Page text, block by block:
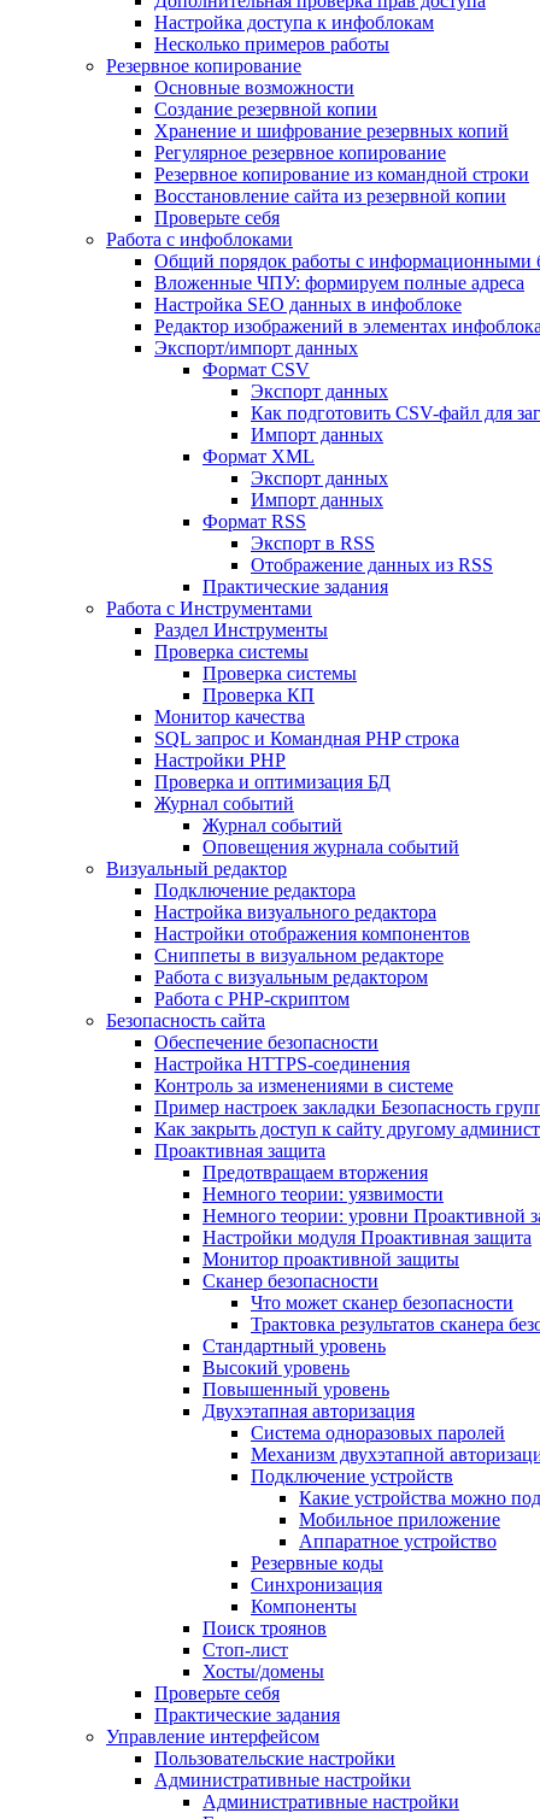
Настройка доступа к инфоблокам
Несколько примеров работы
Резервное копирование
Основные возможности
Создание резервной копии
Хранение и шифрование резервных копий
Регулярное резервное копирование
Резервное копирование из командной строки
Восстановление сайта из резервной копии
Проверьте себя
Работа с инфоблоками
Общий порядок работы с информационными
Вложенные ЧПУ: формируем полные адреса
Настройка SEO данных в инфоблоке
Редактор изображений в элементах инфоблока
Экспорт/импорт данных
Формат CSV
Экспорт данных
Как подготовить CSV-файл для
Импорт данных
Формат XML
Экспорт данных
Импорт данных
Формат RSS
Экспорт в RSS
Отображение данных из RSS
Практические задания
Работа с Инструментами
Раздел Инструменты
Проверка системы
Проверка системы
Проверка КП
Монитор качества
SQL запрос и Командная PHP строка
Настройки PHP
Проверка и оптимизация БД
Журнал событий
Журнал событий
Оповещения журнала событий
Визуальный редактор
Подключение редактора
Настройка визуального редактора
Настройки отображения компонентов
Сниппеты в визуальном редакторе
Работа с визуальным редактором
Работа с PHP-скриптом
Безопасность сайта
Обеспечение безопасности
Настройка HTTPS-соединения
Контроль за изменениями в системе
Пример настроек закладки Безопасность
Как закрыть доступ к сайту другому
Проактивная защита
Предотвращаем вторжения
Немного теории: уязвимости
Немного теории: уровни Проактивной
Настройки модуля Проактивная защита
Монитор проактивной защиты
Сканер безопасности
Что может сканер безопасности
Трактовка результатов сканера
Стандартный уровень
Высокий уровень
Повышенный уровень
Двухэтапная авторизация
Система одноразовых паролей
Механизм двухэтапной
Подключение устройств
Какие устройства можно
Мобильное приложение
Аппаратное устройство
Резервные коды
Синхронизация
Компоненты
Поиск троянов
Стоп-лист
Хосты/домены
Проверьте себя
Практические задания
Управление интерфейсом
Пользовательские настройки
Административные настройки
Административные настройки